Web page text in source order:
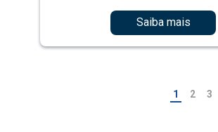
Saiba mais
1 2 3